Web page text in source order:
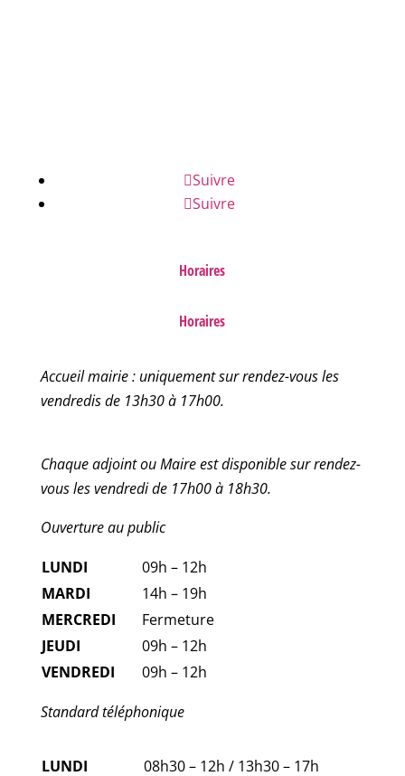
Suivre
Suivre
Horaires
Horaires
Accueil mairie : uniquement sur rendez-vous les
vendredis de 13h30 à 17h00.
Chaque adjoint ou Maire est disponible sur rendez-
vous les vendredi de 17h00 à 18h30.
Ouverture au public
LUNDI
09h – 12h
MARDI
14h – 19h
MERCREDI
Fermeture
JEUDI
09h – 12h
VENDREDI
09h – 12h
Standard téléphonique
LUNDI
08h30 – 12h / 13h30 – 17h